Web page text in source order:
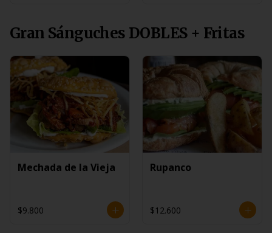
Gran Sánguches DOBLES + Fritas
Mechada de la Vieja
$9.800
Rupanco
$12.600